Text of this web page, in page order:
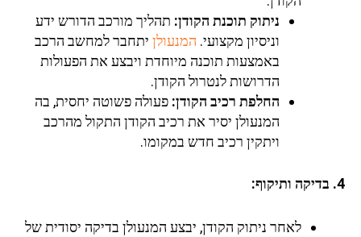
ניתוק תוכנת הקודן: תהליך מורכב הדורש ידע
וניסיון מקצועי. המנעולן יתחבר למחשב הרכב
באמצעות תוכנה מיוחדת ויבצע את הפעולות
הדרושות לנטרול הקודן.
החלפת רכיב הקודן: פעולה פשוטה יחסית, בה
המנעולן יסיר את רכיב הקודן התקול מהרכב
ויתקין רכיב חדש במקומו.
4. בדיקה ותיקוף:
לאחר ניתוק הקודן, יבצע המנעולן בדיקה יסודית של